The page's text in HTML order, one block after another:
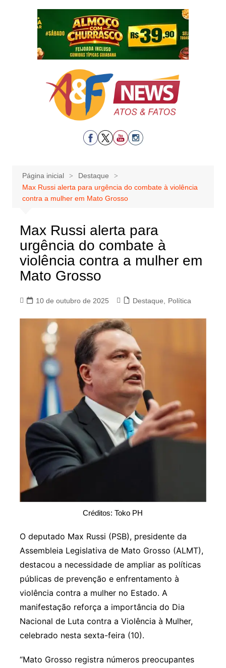
Página inicial
Destaque
Max Russi alerta para urgência do combate à violência
contra a mulher em Mato Grosso
Max Russi alerta para
urgência do combate à
violência contra a mulher em
Mato Grosso
10 de outubro de 2025 Destaque Política
Créditos: Toko PH
O deputado Max Russi (PSB), presidente da
Assembleia Legislativa de Mato Grosso (ALMT),
destacou a necessidade de ampliar as políticas
públicas de prevenção e enfrentamento à
violência contra a mulher no Estado. A
manifestação reforça a importância do Dia
Nacional de Luta contra a Violência à Mulher,
celebrado nesta sexta-feira (10).
“Mato Grosso registra números preocupantes